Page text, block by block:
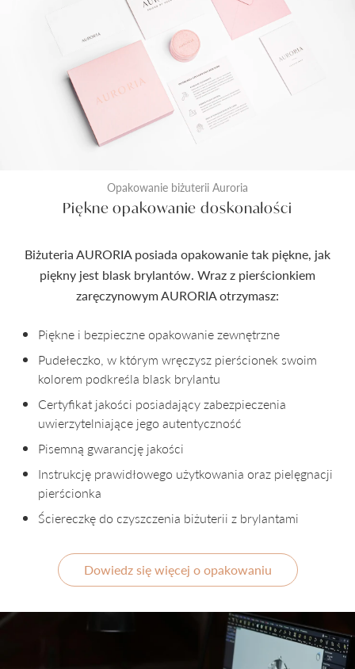
Opakowanie biżuterii Auroria
Piękne opakowanie doskonałości
Biżuteria AURORIA posiada opakowanie tak piękne, jak
piękny jest blask brylantów. Wraz z pierścionkiem
zaręczynowym AURORIA otrzymasz:
Piękne i bezpieczne opakowanie zewnętrzne
Pudełeczko, w którym wręczysz pierścionek swoim
kolorem podkreśla blask brylantu
Certyfikat jakości posiadający zabezpieczenia
uwierzytelniające jego autentyczność
Pisemną gwarancję jakości
Instrukcję prawidłowego użytkowania oraz pielęgnacji
pierścionka
Ściereczkę do czyszczenia biżuterii z brylantami
Dowiedz się więcej o opakowaniu